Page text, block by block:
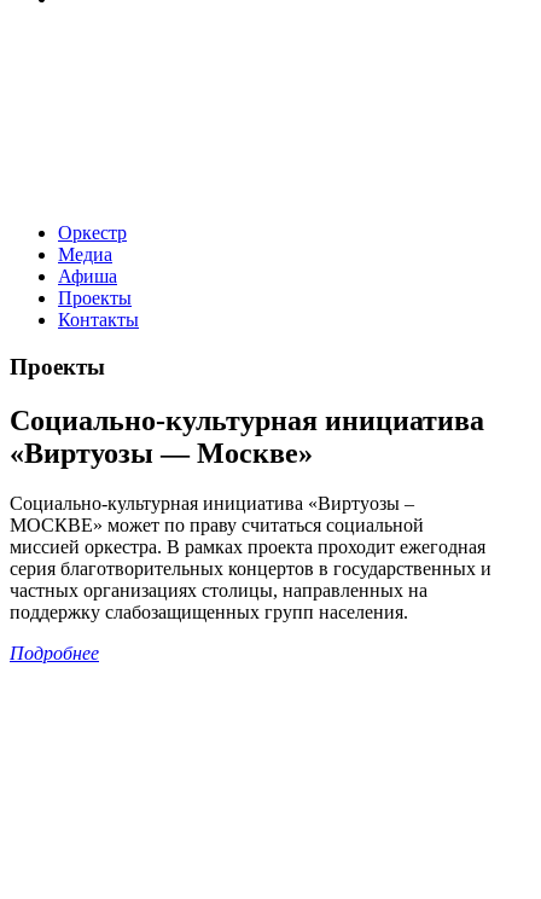
Оркестр
Медиа
Афиша
Проекты
Контакты
Проекты
Социально-культурная инициатива
«Виртуозы — Москве»
Социально-культурная инициатива «Виртуозы –
МОСКВЕ» может по праву считаться социальной
миссией оркестра. В рамках проекта проходит ежегодная
серия благотворительных концертов в государственных и
частных организациях столицы, направленных на
поддержку слабозащищенных групп населения.
Подробнее